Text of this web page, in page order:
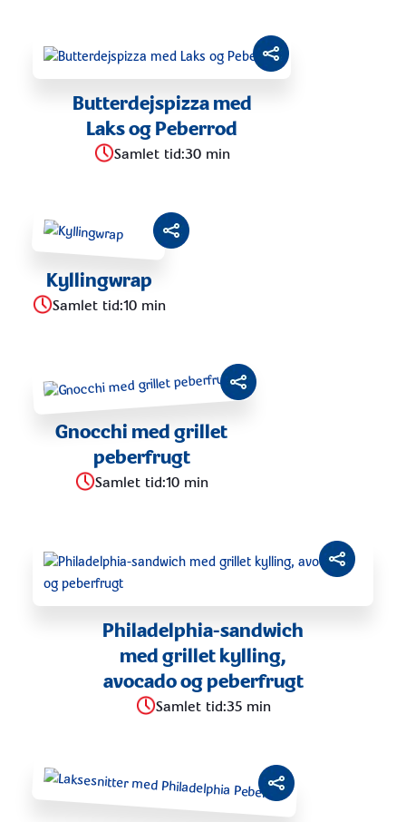
Butterdejspizza med
Laks og Peberrod
Samlet tid:30 min
Kyllingwrap
Samlet tid:10 min
Gnocchi med grillet
peberfrugt
Samlet tid:10 min
Philadelphia-sandwich
med grillet kylling,
avocado og peberfrugt
Samlet tid:35 min